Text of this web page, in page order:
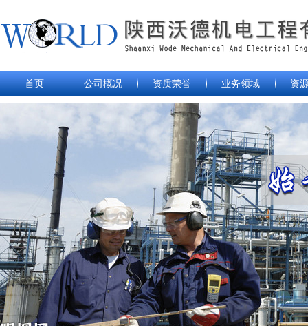
首页 公司概况 资质荣誉 业务领域 资